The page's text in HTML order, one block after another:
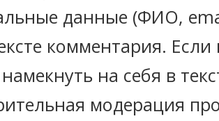
данные (ФИО,
комментария.
на себя в
модерация